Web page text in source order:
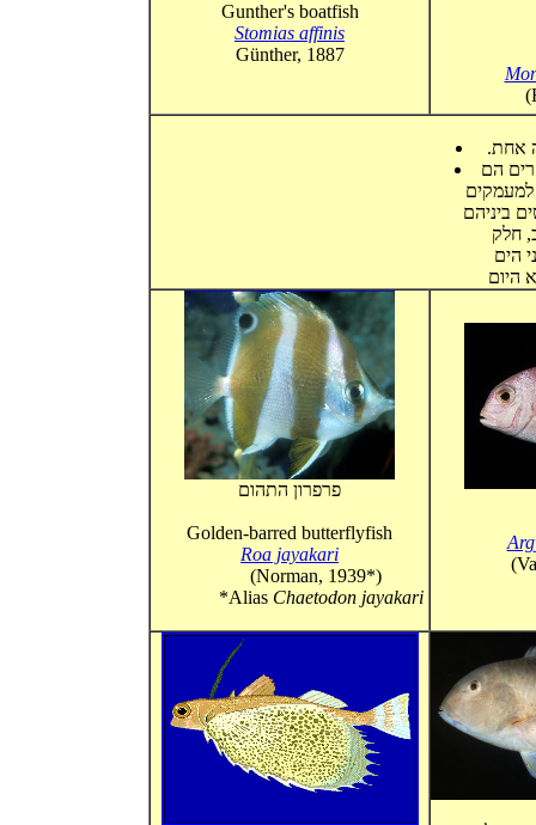
Gunther's boatfish
Stomias affinis
Günther, 1887
אחת
הם
למעמקים
ביניהם
חלק
הים
היום
פרפרון התהום
Golden-barred butterflyfish
Roa jayakari
(Norman, 1939*)
*Alias Chaetodon jayakari